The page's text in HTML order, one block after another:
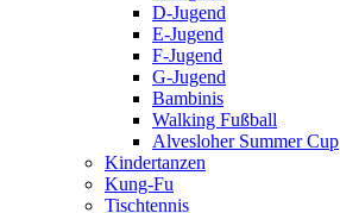
D-Jugend
E-Jugend
F-Jugend
G-Jugend
Bambinis
Walking Fußball
Alvesloher Summer Cup
Kindertanzen
Kung-Fu
Tischtennis